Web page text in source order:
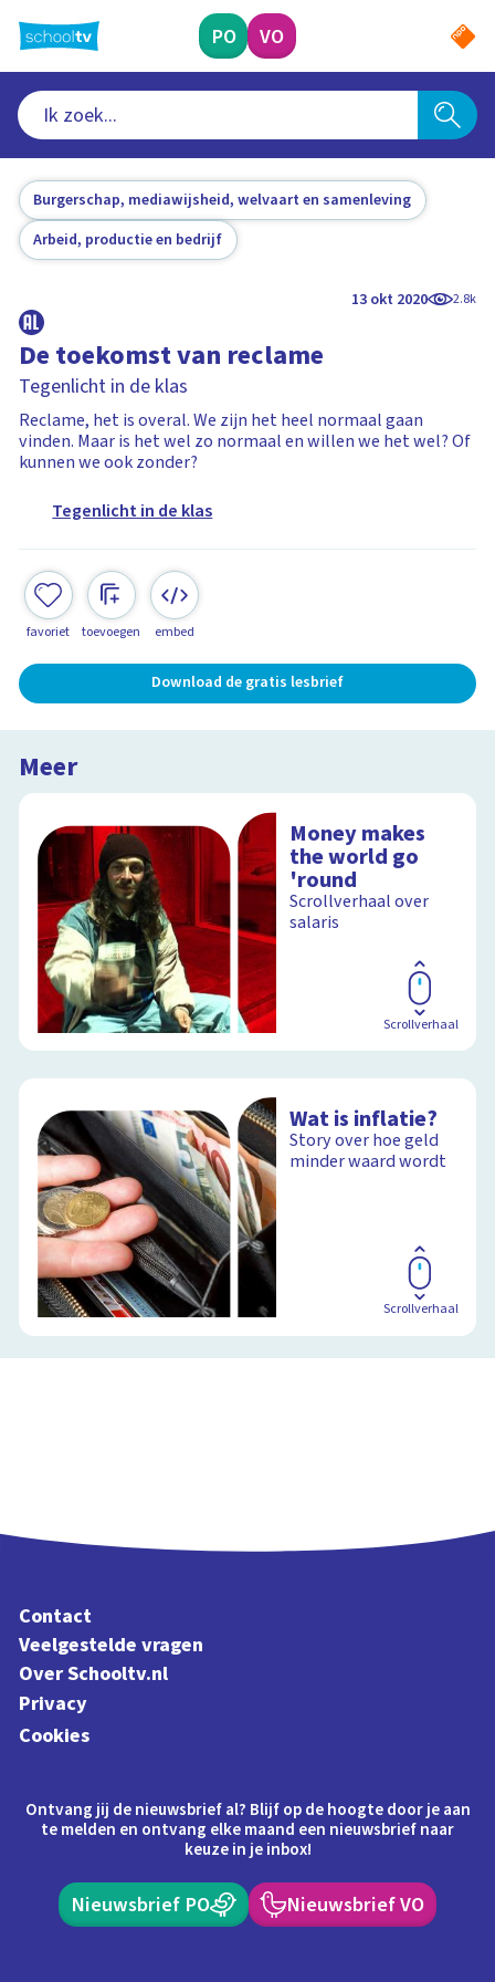
naar
hoofdinhoud
PO VO
Burgerschap, mediawijsheid, welvaart en samenleving
Arbeid, productie en bedrijf
13 okt 2020 2.8k
De toekomst van reclame
Tegenlicht in de klas
Reclame, het is overal. We zijn het heel normaal gaan
vinden. Maar is het wel zo normaal en willen we het wel? Of
kunnen we ook zonder?
Tegenlicht in de klas
favoriet toevoegen embed
Download de gratis lesbrief
Meer
Money makes
the world go
'round
Scrollverhaal over
salaris
Scrollverhaal
Wat is inflatie?
Story over hoe geld
minder waard wordt
Scrollverhaal
Contact
Veelgestelde vragen
Over Schooltv.nl
Privacy
Cookies
Ontvang jij de nieuwsbrief al? Blijf op de hoogte door je aan
te melden en ontvang elke maand een nieuwsbrief naar
keuze in je inbox!
Nieuwsbrief PO Nieuwsbrief VO